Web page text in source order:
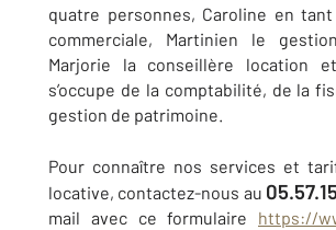
quatre personnes, Caroline en tant
commerciale, Martinien le
Marjorie la conseillère location
s’occupe de la comptabilité, de la
gestion de patrimoine.
Pour connaître nos services et
locative, contactez-nous au
mail avec ce formulaire https://